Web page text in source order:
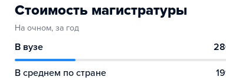
Стоимость магистратуры
На очном, за год
В вузе
В среднем по стране